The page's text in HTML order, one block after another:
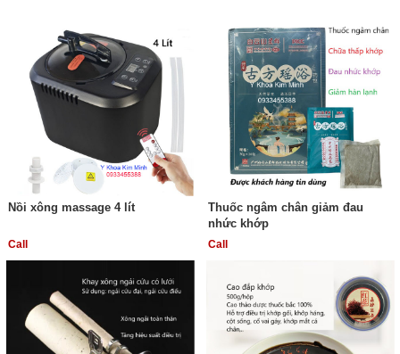
Nồi xông massage 4 lít
Call
Thuốc ngâm chân giảm đau
nhức khớp
Call